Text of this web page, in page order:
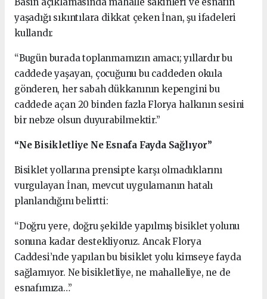
yaşadığı sıkıntılara dikkat çeken İnan, şu ifadeleri
kullandı:
“Bugün burada toplanmamızın amacı; yıllardır bu
caddede yaşayan, çocuğunu bu caddeden okula
gönderen, her sabah dükkanının kepengini bu
caddede açan 20 binden fazla Florya halkının sesini
bir nebze olsun duyurabilmektir.”
“Ne Bisikletliye Ne Esnafa Fayda Sağlıyor”
Bisiklet yollarına prensipte karşı olmadıklarını
vurgulayan İnan, mevcut uygulamanın hatalı
planlandığını belirtti:
“Doğru yere, doğru şekilde yapılmış bisiklet yolunu
sonuna kadar destekliyoruz. Ancak Florya
Caddesi’nde yapılan bu bisiklet yolu kimseye fayda
sağlamıyor. Ne bisikletliye, ne mahalleliye, ne de
esnafımıza…”